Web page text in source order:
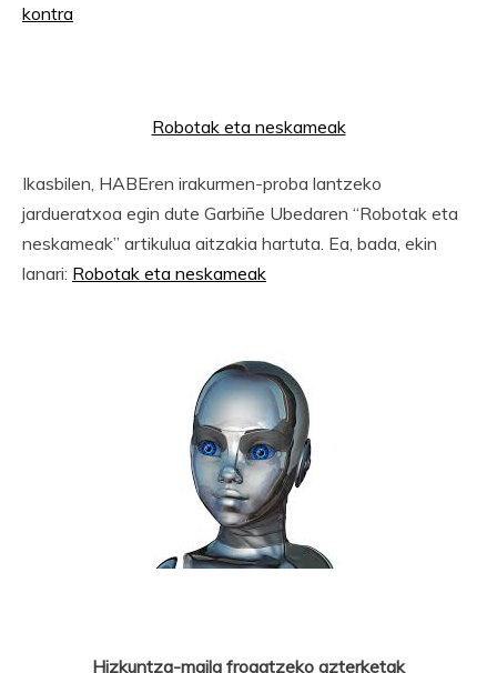
kontra
Robotak eta neskameak
Ikasbilen, HABEren irakurmen-proba lantzeko
jardueratxoa egin dute Garbiñe Ubedaren “Robotak eta
neskameak” artikulua aitzakia hartuta. Ea, bada, ekin
lanari: Robotak eta neskameak
Hizkuntza-maila frogatzeko azterketak